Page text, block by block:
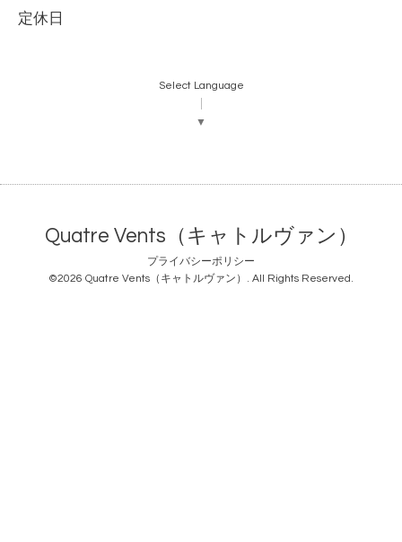
定休日
Select Language
▼
Quatre Vents（キャトルヴァン）
プライバシーポリシー
©2026 Quatre Vents（キャトルヴァン） . All Rights Reserved.